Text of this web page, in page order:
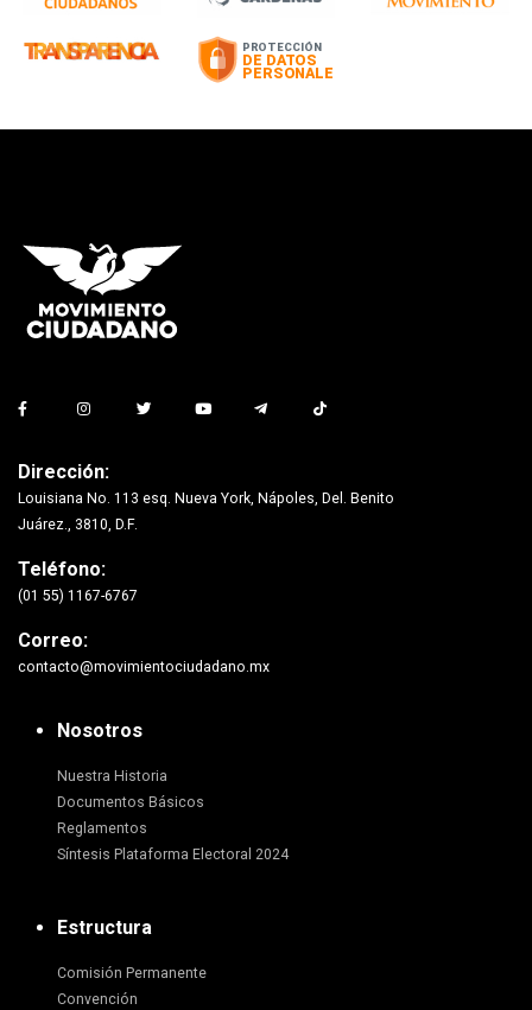
Dirección:
Louisiana No. 113 esq. Nueva York, Nápoles, Del. Benito
Juárez., 3810, D.F.
Teléfono:
(01 55) 1167-6767
Correo:
contacto@movimientociudadano.mx
Nosotros
Nuestra Historia
Documentos Básicos
Reglamentos
Síntesis Plataforma Electoral 2024
Estructura
Comisión Permanente
Convención